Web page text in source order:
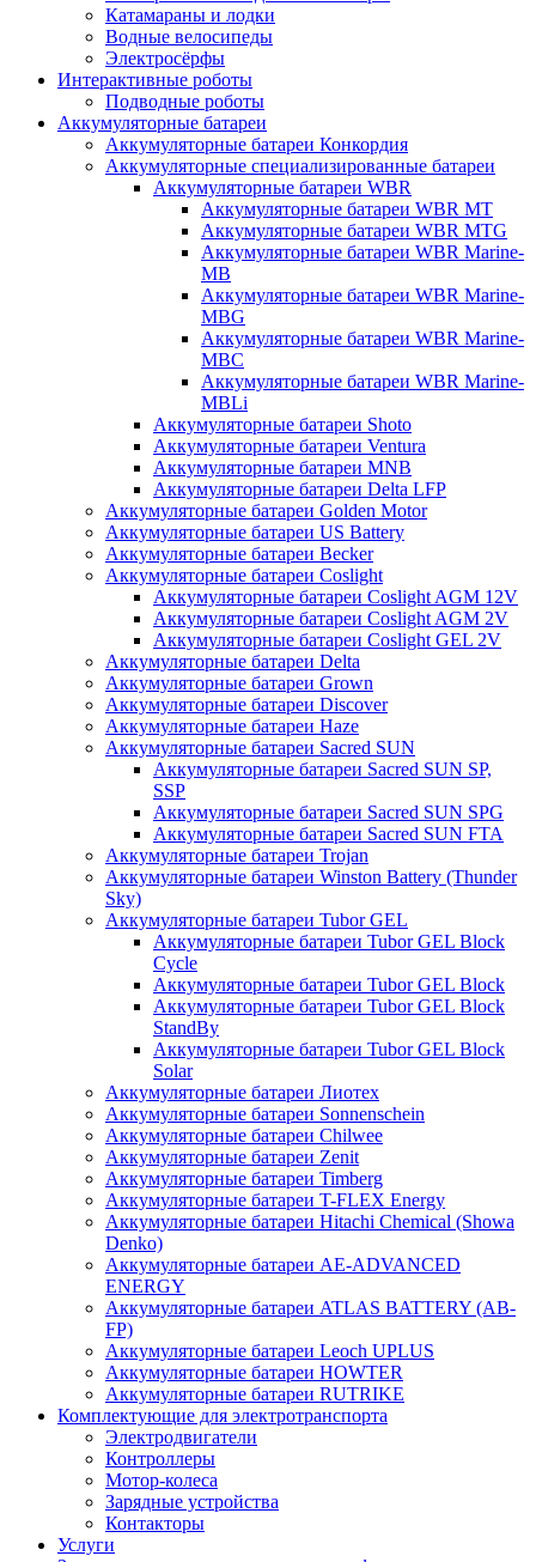
Катамараны и лодки
Водные велосипеды
Электросёрфы
Интерактивные роботы
Подводные роботы
Аккумуляторные батареи
Аккумуляторные батареи Конкордия
Аккумуляторные специализированные батареи
Аккумуляторные батареи WBR
Аккумуляторные батареи WBR MT
Аккумуляторные батареи WBR MTG
Аккумуляторные батареи WBR Marine-
MB
Аккумуляторные батареи WBR Marine-
MBG
Аккумуляторные батареи WBR Marine-
MBC
Аккумуляторные батареи WBR Marine-
MBLi
Аккумуляторные батареи Shoto
Аккумуляторные батареи Ventura
Аккумуляторные батареи MNB
Аккумуляторные батареи Delta LFP
Аккумуляторные батареи Golden Motor
Аккумуляторные батареи US Battery
Аккумуляторные батареи Becker
Аккумуляторные батареи Coslight
Аккумуляторные батареи Coslight AGM 12V
Аккумуляторные батареи Coslight AGM 2V
Аккумуляторные батареи Coslight GEL 2V
Аккумуляторные батареи Delta
Аккумуляторные батареи Grown
Аккумуляторные батареи Discover
Аккумуляторные батареи Haze
Аккумуляторные батареи Sacred SUN
Аккумуляторные батареи Sacred SUN SP,
SSP
Аккумуляторные батареи Sacred SUN SPG
Аккумуляторные батареи Sacred SUN FTA
Аккумуляторные батареи Trojan
Аккумуляторные батареи Winston Battery (Thunder
Sky)
Аккумуляторные батареи Tubor GEL
Аккумуляторные батареи Tubor GEL Block
Cycle
Аккумуляторные батареи Tubor GEL Block
Аккумуляторные батареи Tubor GEL Block
StandBy
Аккумуляторные батареи Tubor GEL Block
Solar
Аккумуляторные батареи Лиотех
Аккумуляторные батареи Sonnenschein
Аккумуляторные батареи Chilwee
Аккумуляторные батареи Zenit
Аккумуляторные батареи Timberg
Аккумуляторные батареи T-FLEX Energy
Аккумуляторные батареи Hitachi Chemical (Showa
Denko)
Аккумуляторные батареи АЕ-ADVANCED
ENERGY
Аккумуляторные батареи ATLAS BATTERY (AB-
FP)
Аккумуляторные батареи Leoch UPLUS
Аккумуляторные батареи HOWTER
Аккумуляторные батареи RUTRIKE
Комплектующие для электротранспорта
Электродвигатели
Контроллеры
Мотор-колеса
Зарядные устройства
Контакторы
Услуги